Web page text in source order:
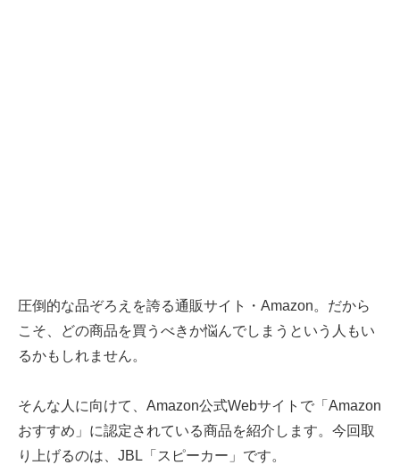
圧倒的な品ぞろえを誇る通販サイト・Amazon。だから
こそ、どの商品を買うべきか悩んでしまうという人もい
るかもしれません。
そんな人に向けて、Amazon公式Webサイトで「Amazon
おすすめ」に認定されている商品を紹介します。今回取
り上げるのは、JBL「スピーカー」です。